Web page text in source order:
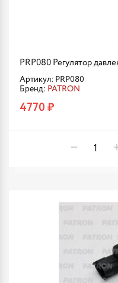
PRP080 Регулятор
Артикул: PRP080
Бренд: PATRON
4770 ₽